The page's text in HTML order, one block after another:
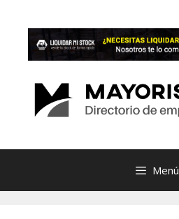
contenido
Menú